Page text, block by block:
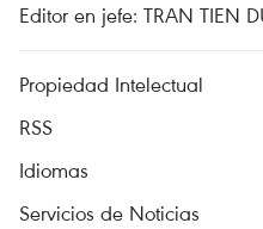
Editor en jefe: TRAN TIEN
Propiedad Intelectual
RSS
Idiomas
Servicios de Noticias